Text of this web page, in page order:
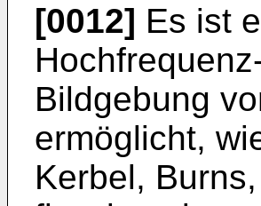
[0012] Es ist
Bildgebung
ermöglicht,
Kerbel,